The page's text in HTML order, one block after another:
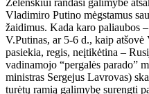
Vladimiro Putino mėgstamus
žaidimus. Kada karo paliaubos
V.Putinas, ar 5-6 d., kaip atšovė
pasiekia, regis, neįtikėtina –
vadinamojo “pergalės parado”
ministras Sergejus Lavrovas)
turėtų ramią galimybę surengti